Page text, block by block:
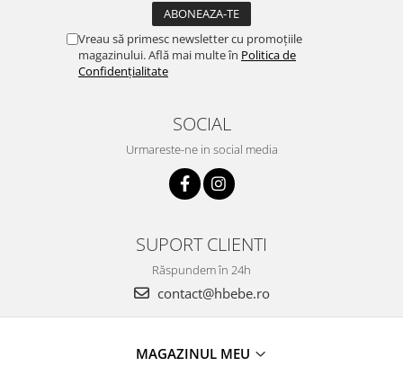
Vreau să primesc newsletter cu promoțiile
magazinului. Află mai multe în Politica de
Confidențialitate
SOCIAL
Urmareste-ne in social media
SUPORT CLIENTI
Răspundem în 24h
contact@hbebe.ro
MAGAZINUL MEU